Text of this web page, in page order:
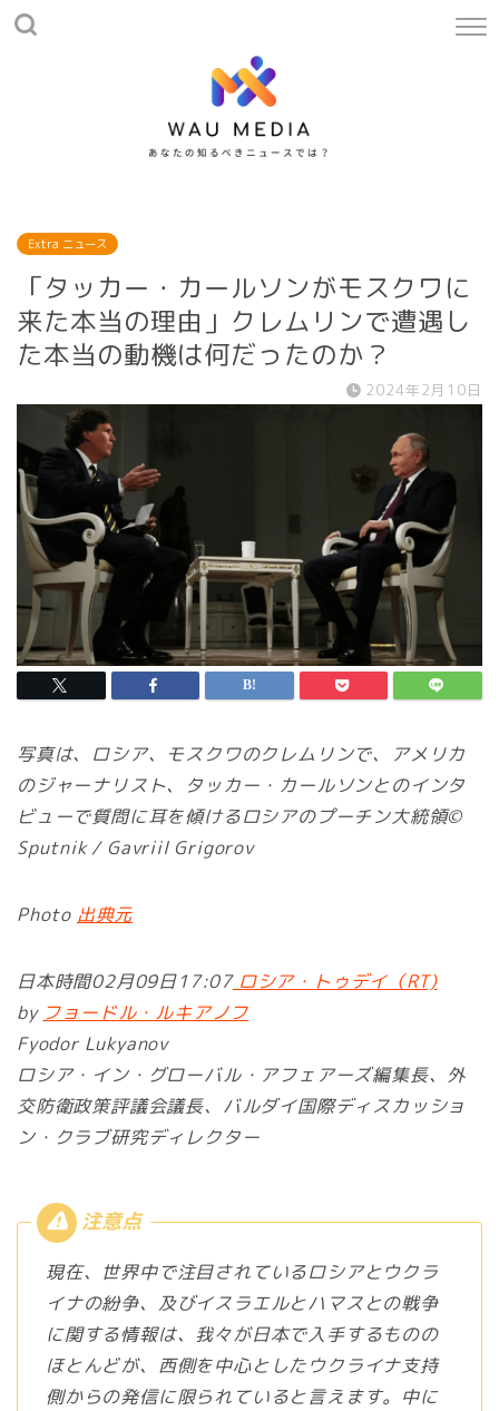
Extra ニュース
「タッカー・カールソンがモスクワに
来た本当の理由」クレムリンで遭遇し
た本当の動機は何だったのか？
2024年2月10日
写真は、ロシア、モスクワのクレムリンで、アメリカ
のジャーナリスト、タッカー・カールソンとのインタ
ビューで質問に耳を傾けるロシアのプーチン大統領©
Sputnik / Gavriil Grigorov
Photo 出典元
日本時間02月09日17:07ロシア・トゥデイ（RT)
by フョードル・ルキアノフ
Fyodor Lukyanov
ロシア・イン・グローバル・アフェアーズ編集長、外
交防衛政策評議会議長、バルダイ国際ディスカッショ
ン・クラブ研究ディレクター
現在、世界中で注目されているロシアとウクラ
イナの紛争、及びイスラエルとハマスとの戦争
に関する情報は、我々が日本で入手するものの
ほとんどが、西側を中心としたウクライナ支持
側からの発信に限られていると言えます。中に